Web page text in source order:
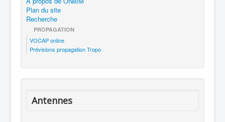
Plan du site
Recherche
PROPAGATION
VOCAP online
Prévisions propagation Tropo
Antennes